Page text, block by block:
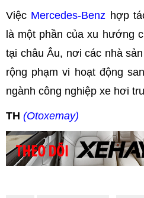
Việc Mercedes-Benz hợp
là một phần của xu hướng
tại châu Âu, nơi các nhà
rộng phạm vi hoạt động
ngành công nghiệp xe hơi
TH (Otoxemay)